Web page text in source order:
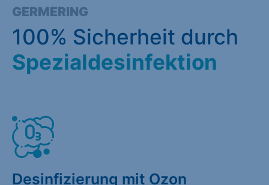
GERMERING
100% Sicherheit durch
Spezialdesinfektion
Desinfizierung mit Ozon